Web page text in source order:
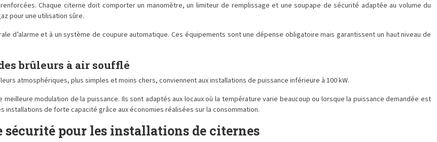
Chaque citerne doit comporter un manomètre, un limiteur de remplissage et une soupape de sécurité adaptée au volume du
pour une utilisation sûre.
d’alarme et à un système de coupure automatique. Ces équipements sont une dépense obligatoire mais garantissent un haut niveau de
brûleurs à air soufflé
atmosphériques, plus simples et moins chers, conviennent aux installations de puissance inférieure à 100 kW.
modulation de la puissance. Ils sont adaptés aux locaux où la température varie beaucoup ou lorsque la puissance demandée est
de forte capacité grâce aux économies réalisées sur la consommation.
sécurité pour les installations de citernes